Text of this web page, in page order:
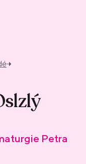
Petra